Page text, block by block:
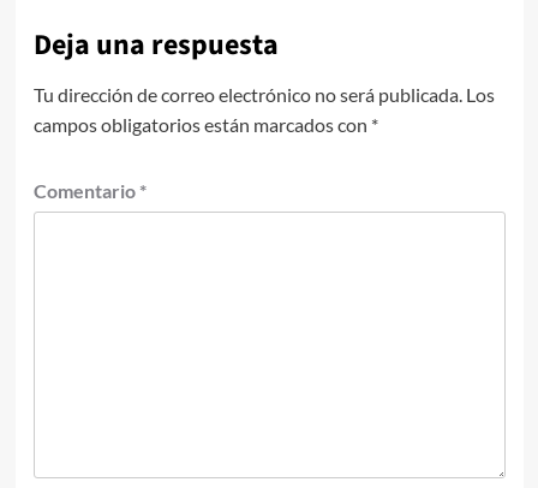
Deja una respuesta
Tu dirección de correo electrónico no será publicada. Los
campos obligatorios están marcados con *
Comentario *